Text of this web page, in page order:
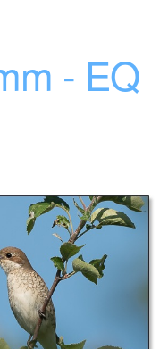
- EQ